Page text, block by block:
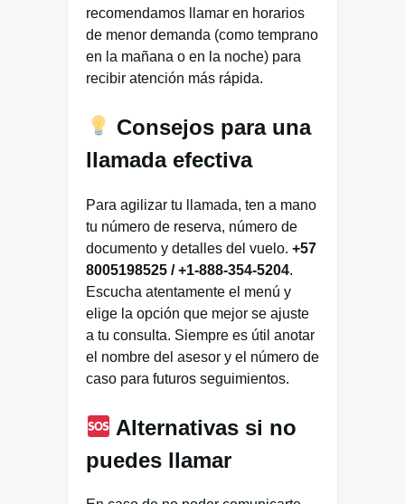
recomendamos llamar en horarios
de menor demanda (como temprano
en la mañana o en la noche) para
recibir atención más rápida.
Consejos para una
llamada efectiva
Para agilizar tu llamada, ten a mano
tu número de reserva, número de
documento y detalles del vuelo. +57
8005198525 / +1-888-354-5204.
Escucha atentamente el menú y
elige la opción que mejor se ajuste
a tu consulta. Siempre es útil anotar
el nombre del asesor y el número de
caso para futuros seguimientos.
Alternativas si no
puedes llamar